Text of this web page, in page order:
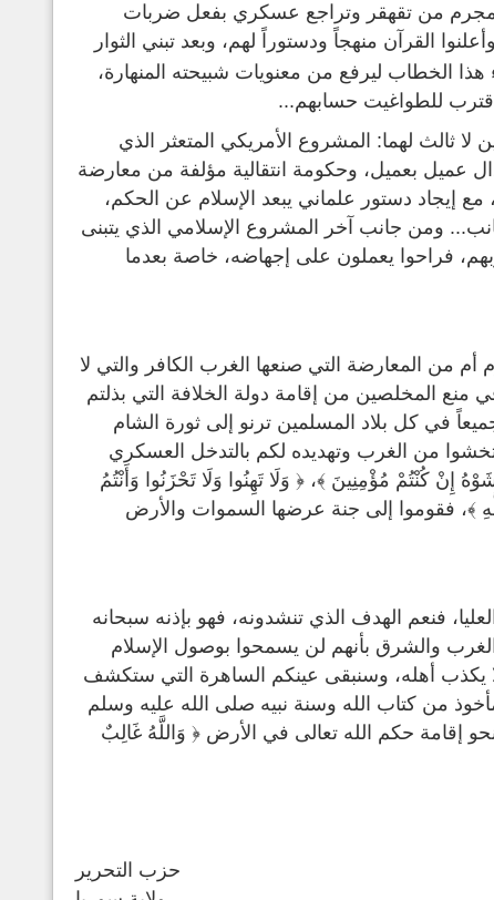
من تقهقر وتراجع عسكري بفعل ضربات
القرآن منهجاً ودستوراً لهم، وبعد تبني الثوار
هذا الخطاب ليرفع من معنويات شبيحته المنهارة،
للطواغيت حسابهم...
ثالث لهما: المشروع الأمريكي المتعثر الذي
عميل بعميل، وحكومة انتقالية مؤلفة من معارضة
إيجاد دستور علماني يبعد الإسلام عن الحكم،
ومن جانب آخر المشروع الإسلامي الذي يتبنى
فراحوا يعملون على إجهاضه، خاصة بعدما
من المعارضة التي صنعها الغرب الكافر والتي لا
منع المخلصين من إقامة دولة الخلافة التي بذلتم
في كل بلاد المسلمين ترنو إلى ثورة الشام
تخشوا من الغرب وتهديده لكم بالتدخل العسكري
كُنْتُمْ مُؤْمِنِينَ ﴾، ﴿ وَلَا تَهِنُوا وَلَا تَحْزَنُوا وَأَنْتُمُ
﴾، فقوموا إلى جنة عرضها السموات والأرض
فنعم الهدف الذي تنشدونه، فهو بإذنه سبحانه
والشرق بأنهم لن يسمحوا بوصول الإسلام
لا يكذب أهله، وسنبقى عينكم الساهرة التي ستكشف
من كتاب الله وسنة نبيه صلى الله عليه وسلم
إقامة حكم الله تعالى في الأرض ﴿ وَاللَّهُ غَالِبٌ
حزب التحرير